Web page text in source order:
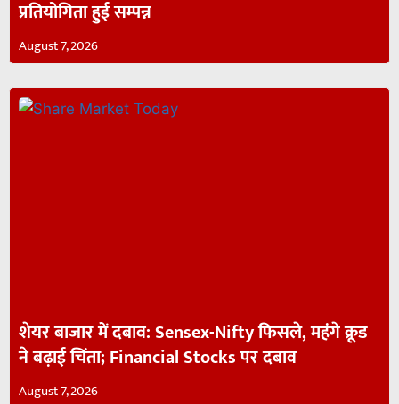
प्रतियोगिता हुई सम्पन्न
August 7, 2026
शेयर बाजार में दबाव: Sensex-Nifty फिसले, महंगे क्रूड
ने बढ़ाई चिंता; Financial Stocks पर दबाव
August 7, 2026